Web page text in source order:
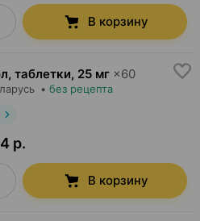
В корзину
таблетки, 25 мг ×60
• без рецепта
р.
В корзину